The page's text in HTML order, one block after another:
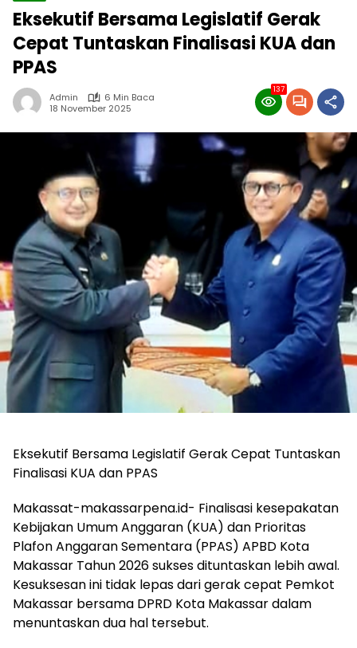
Eksekutif Bersama Legislatif Gerak
Cepat Tuntaskan Finalisasi KUA dan
PPAS
Admin
6 Min Baca
18 November 2025
137
Eksekutif Bersama Legislatif Gerak Cepat Tuntaskan
Finalisasi KUA dan PPAS
Makassat-makassarpena.id- Finalisasi kesepakatan
Kebijakan Umum Anggaran (KUA) dan Prioritas
Plafon Anggaran Sementara (PPAS) APBD Kota
Makassar Tahun 2026 sukses dituntaskan lebih awal.
Kesuksesan ini tidak lepas dari gerak cepat Pemkot
Makassar bersama DPRD Kota Makassar dalam
menuntaskan dua hal tersebut.